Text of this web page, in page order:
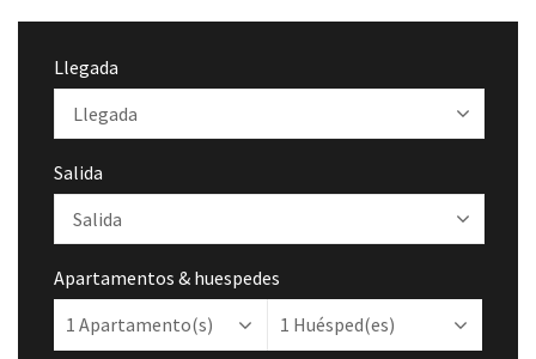
Llegada
Salida
Apartamentos & huespedes
1 Apartamento(s) 1 Huésped(es)